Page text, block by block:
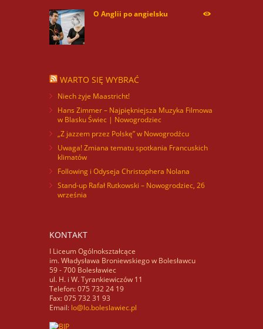
O Anglii po angielsku
WARTO SIĘ WYBRAĆ
Niech żyje Maastricht!
Hans Zimmer – Najpiękniejsza Muzyka Filmowa
w Blasku Świec | Nowogrodziec
„Z jazzem przez Polskę” w Nowogrodźcu
Uwaga! Zmiana tematu spotkania Francuskich
klimatów
Following i Odyseja Christophera Nolana
Stand-up Rafał Rutkowski – Nowogrodziec, 26
września
KONTAKT
I Liceum Ogólnokształcące
im. Władysława Broniewskiego w Bolesławcu
59 - 700 Bolesławiec
ul. H. i W. Tyrankiewiczów 11
Telefon: 075 732 24 19
Fax: 075 732 31 93
Email: lo@lo.boleslawiec.pl